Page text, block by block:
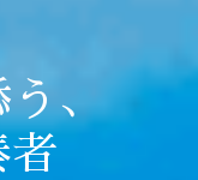
う、
者